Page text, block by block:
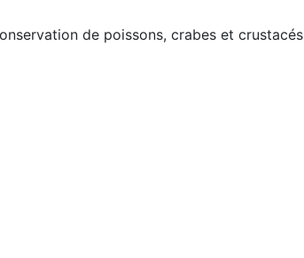
de poissons, crabes et crustacés